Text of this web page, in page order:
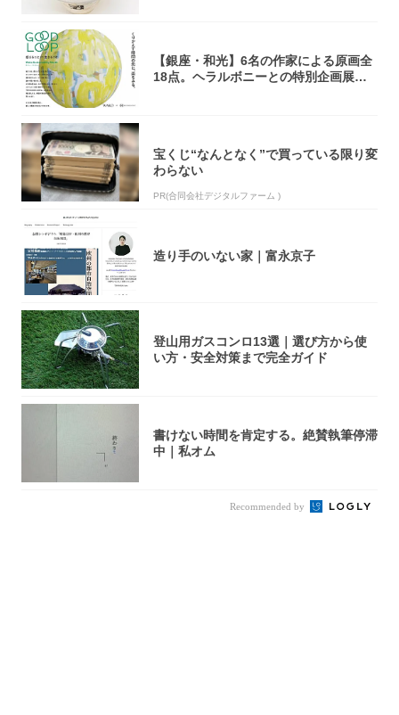
【銀座・和光】6名の作家による原画全
18点。ヘラルボニーとの特別企画展「G
宝くじ“なんとなく”で買っている限り変
わらない
PR(合同会社デジタルファーム )
造り手のいない家｜富永京子
登山用ガスコンロ13選｜選び方から使
い方・安全対策まで完全ガイド
書けない時間を肯定する。絶賛執筆停滞
中｜私オム
Recommended by